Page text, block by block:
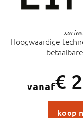
series
Hoogwaardige
vanaf€
koop